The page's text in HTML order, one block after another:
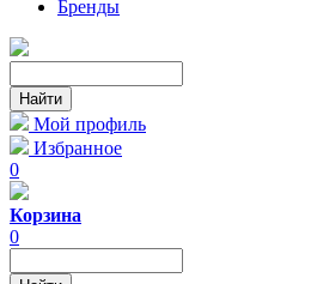
Бренды
Мой профиль
Избранное
0
Корзина
0